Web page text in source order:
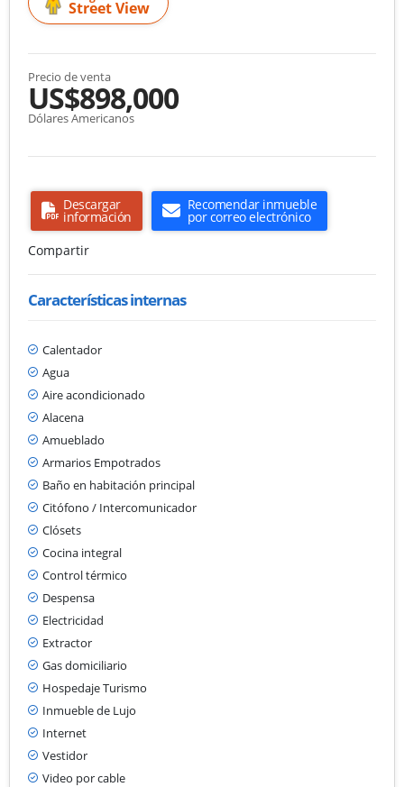
Street View
Precio de venta
US$898,000
Dólares Americanos
Descargar
información
Recomendar inmueble
por correo electrónico
Compartir
Características internas
Calentador
Agua
Aire acondicionado
Alacena
Amueblado
Armarios Empotrados
Baño en habitación principal
Citófono / Intercomunicador
Clósets
Cocina integral
Control térmico
Despensa
Electricidad
Extractor
Gas domiciliario
Hospedaje Turismo
Inmueble de Lujo
Internet
Vestidor
Video por cable